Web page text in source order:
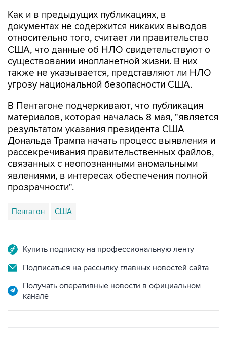
Как и в предыдущих публикациях, в
документах не содержится никаких выводов
относительно того, считает ли правительство
США, что данные об НЛО свидетельствуют о
существовании инопланетной жизни. В них
также не указывается, представляют ли НЛО
угрозу национальной безопасности США.
В Пентагоне подчеркивают, что публикация
материалов, которая началась 8 мая, "является
результатом указания президента США
Дональда Трампа начать процесс выявления и
рассекречивания правительственных файлов,
связанных с неопознанными аномальными
явлениями, в интересах обеспечения полной
прозрачности".
Пентагон США
Купить подписку на профессиональную ленту
Подписаться на рассылку главных новостей сайта
Получать оперативные новости в официальном
канале